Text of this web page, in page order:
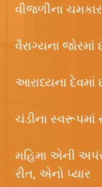
વીજળીના
વૈરાગ્યના
આરાધ્યના દેવમાં
ચંડીના સ્વરૂપમાં
મહિમા એની
રીત, એનો પ્યાર